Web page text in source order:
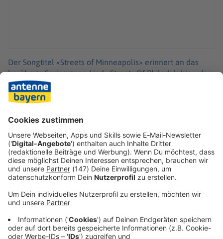
Der Songtitel «Streets of Minneapolis» erinnert an das
berühmte Springsteen-Lied «Streets Of Philadelphia», das
der Rocker für das Filmdrama «Philadelphia» (1993) über
die Aidskrise geschrieben hatte. Der Musiker gewann
damit mehrere Preise, darunter den Oscar für den besten
Original-Song.